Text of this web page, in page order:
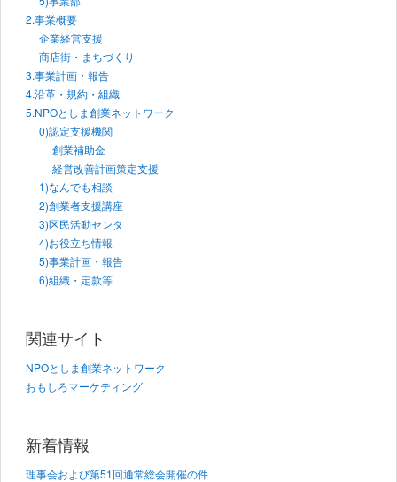
2.事業概要
企業経営支援
商店街・まちづくり
3.事業計画・報告
4.沿革・規約・組織
5.NPOとしま創業ネットワーク
0)認定支援機関
創業補助金
経営改善計画策定支援
1)なんでも相談
2)創業者支援講座
3)区民活動センタ
4)お役立ち情報
5)事業計画・報告
6)組織・定款等
関連サイト
NPOとしま創業ネットワーク
おもしろマーケティング
新着情報
理事会および第51回通常総会開催の件